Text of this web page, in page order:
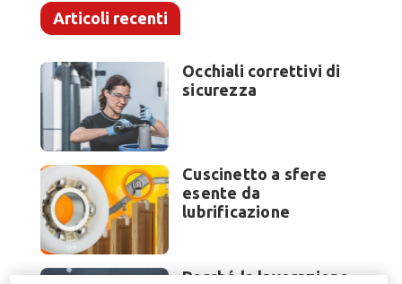
Articoli recenti
Occhiali correttivi di
sicurezza
Cuscinetto a sfere
esente da
lubrificazione
Perché la lavorazione